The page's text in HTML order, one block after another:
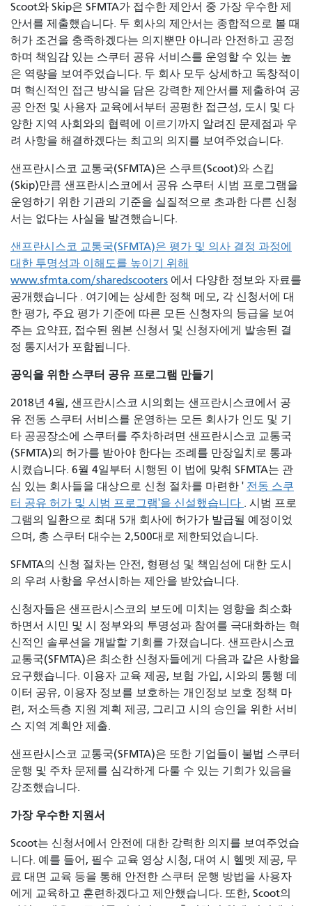
Scoot와 Skip은 SFMTA가 접수한 제안서 중 가장 우수한 제
안서를 제출했습니다. 두 회사의 제안서는 종합적으로 볼 때
허가 조건을 충족하겠다는 의지뿐만 아니라 안전하고 공정
하며 책임감 있는 스쿠터 공유 서비스를 운영할 수 있는 높
은 역량을 보여주었습니다. 두 회사 모두 상세하고 독창적이
며 혁신적인 접근 방식을 담은 강력한 제안서를 제출하여 공
공 안전 및 사용자 교육에서부터 공평한 접근성, 도시 및 다
양한 지역 사회와의 협력에 이르기까지 알려진 문제점과 우
려 사항을 해결하겠다는 최고의 의지를 보여주었습니다.
샌프란시스코 교통국(SFMTA)은 스쿠트(Scoot)와 스킵
(Skip)만큼 샌프란시스코에서 공유 스쿠터 시범 프로그램을
운영하기 위한 기관의 기준을 실질적으로 초과한 다른 신청
서는 없다는 사실을 발견했습니다.
샌프란시스코 교통국(SFMTA)은 평가 및 의사 결정 과정에
대한 투명성과 이해도를 높이기 위해
www.sfmta.com/sharedscooters 에서 다양한 정보와 자료를
공개했습니다 . 여기에는 상세한 정책 메모, 각 신청서에 대
한 평가, 주요 평가 기준에 따른 모든 신청자의 등급을 보여
주는 요약표, 접수된 원본 신청서 및 신청자에게 발송된 결
정 통지서가 포함됩니다.
공익을 위한 스쿠터 공유 프로그램 만들기
2018년 4월, 샌프란시스코 시의회는 샌프란시스코에서 공
유 전동 스쿠터 서비스를 운영하는 모든 회사가 인도 및 기
타 공공장소에 스쿠터를 주차하려면 샌프란시스코 교통국
(SFMTA)의 허가를 받아야 한다는 조례를 만장일치로 통과
시켰습니다. 6월 4일부터 시행된 이 법에 맞춰 SFMTA는 관
심 있는 회사들을 대상으로 신청 절차를 마련한 ' 전동 스쿠
터 공유 허가 및 시범 프로그램'을 신설했습니다 . 시범 프로
그램의 일환으로 최대 5개 회사에 허가가 발급될 예정이었
으며, 총 스쿠터 대수는 2,500대로 제한되었습니다.
SFMTA의 신청 절차는 안전, 형평성 및 책임성에 대한 도시
의 우려 사항을 우선시하는 제안을 받았습니다.
신청자들은 샌프란시스코의 보도에 미치는 영향을 최소화
하면서 시민 및 시 정부와의 투명성과 참여를 극대화하는 혁
신적인 솔루션을 개발할 기회를 가졌습니다. 샌프란시스코
교통국(SFMTA)은 최소한 신청자들에게 다음과 같은 사항을
요구했습니다. 이용자 교육 제공, 보험 가입, 시와의 통행 데
이터 공유, 이용자 정보를 보호하는 개인정보 보호 정책 마
련, 저소득층 지원 계획 제공, 그리고 시의 승인을 위한 서비
스 지역 계획안 제출.
샌프란시스코 교통국(SFMTA)은 또한 기업들이 불법 스쿠터
운행 및 주차 문제를 심각하게 다룰 수 있는 기회가 있음을
강조했습니다.
가장 우수한 지원서
Scoot는 신청서에서 안전에 대한 강력한 의지를 보여주었습
니다. 예를 들어, 필수 교육 영상 시청, 대여 시 헬멧 제공, 무
료 대면 교육 등을 통해 안전한 스쿠터 운행 방법을 사용자
에게 교육하고 훈련하겠다고 제안했습니다. 또한, Scoot의